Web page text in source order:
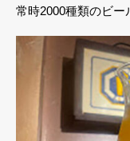
常時2000種類のビー